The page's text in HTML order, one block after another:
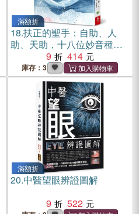
滿額折
18.扶正的聖手：自助、人
助、天助，十八位妙音種籽
述說醫病交會的療癒故事
9 414
庫存：3
滿額折
20.中醫望眼辨證圖解
9
522